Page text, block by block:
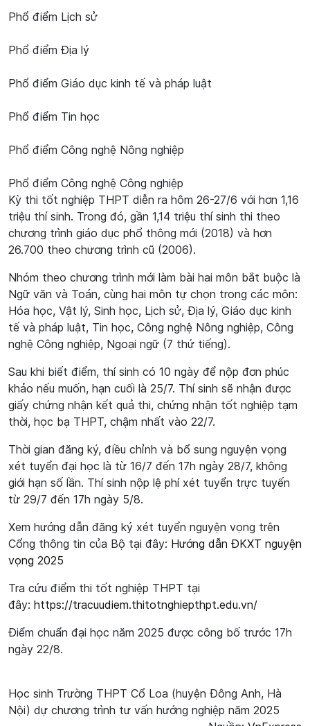
Phổ điểm Lịch sử
Phổ điểm Địa lý
Phổ điểm Giáo dục kinh tế và pháp luật
Phổ điểm Tin học
Phổ điểm Công nghệ Nông nghiệp
Phổ điểm Công nghệ Công nghiệp
Kỳ thi tốt nghiệp THPT diễn ra hôm 26-27/6 với hơn 1,16
triệu thí sinh. Trong đó, gần 1,14 triệu thí sinh thi theo
chương trình giáo dục phổ thông mới (2018) và hơn
26.700 theo chương trình cũ (2006).
Nhóm theo chương trình mới làm bài hai môn bắt buộc là
Ngữ văn và Toán, cùng hai môn tự chọn trong các môn:
Hóa học, Vật lý, Sinh học, Lịch sử, Địa lý, Giáo dục kinh
tế và pháp luật, Tin học, Công nghệ Nông nghiệp, Công
nghệ Công nghiệp, Ngoại ngữ (7 thứ tiếng).
Sau khi biết điểm, thí sinh có 10 ngày để nộp đơn phúc
khảo nếu muốn, hạn cuối là 25/7. Thí sinh sẽ nhận được
giấy chứng nhận kết quả thi, chứng nhận tốt nghiệp tạm
thời, học bạ THPT, chậm nhất vào 22/7.
Thời gian đăng ký, điều chỉnh và bổ sung nguyện vọng
xét tuyển đại học là từ 16/7 đến 17h ngày 28/7, không
giới hạn số lần. Thí sinh nộp lệ phí xét tuyển trực tuyến
từ 29/7 đến 17h ngày 5/8.
Xem hướng dẫn đăng ký xét tuyển nguyện vọng trên
Cổng thông tin của Bộ tại đây: Hướng dẫn ĐKXT nguyện
vọng 2025
Tra cứu điểm thi tốt nghiệp THPT tại
đây: https://tracuudiem.thitotnghiepthpt.edu.vn/
Điểm chuẩn đại học năm 2025 được công bố trước 17h
ngày 22/8.
Học sinh Trường THPT Cổ Loa (huyện Đông Anh, Hà
Nội) dự chương trình tư vấn hướng nghiệp năm 2025